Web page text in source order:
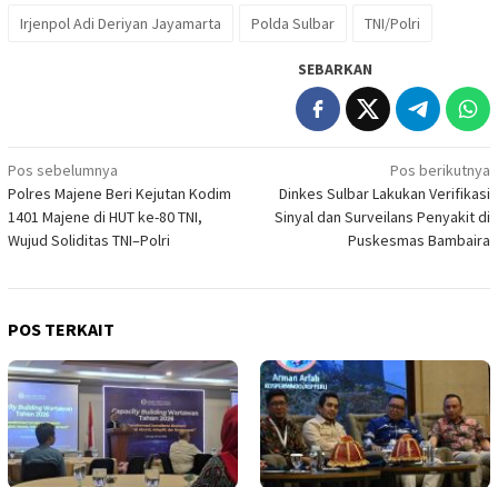
Irjenpol Adi Deriyan Jayamarta Polda Sulbar TNI/Polri
SEBARKAN
Navigasi
pos
Pos sebelumnya
Polres Majene Beri Kejutan Kodim
1401 Majene di HUT ke-80 TNI,
Wujud Soliditas TNI–Polri
Pos berikutnya
Dinkes Sulbar Lakukan Verifikasi
Sinyal dan Surveilans Penyakit di
Puskesmas Bambaira
POS TERKAIT